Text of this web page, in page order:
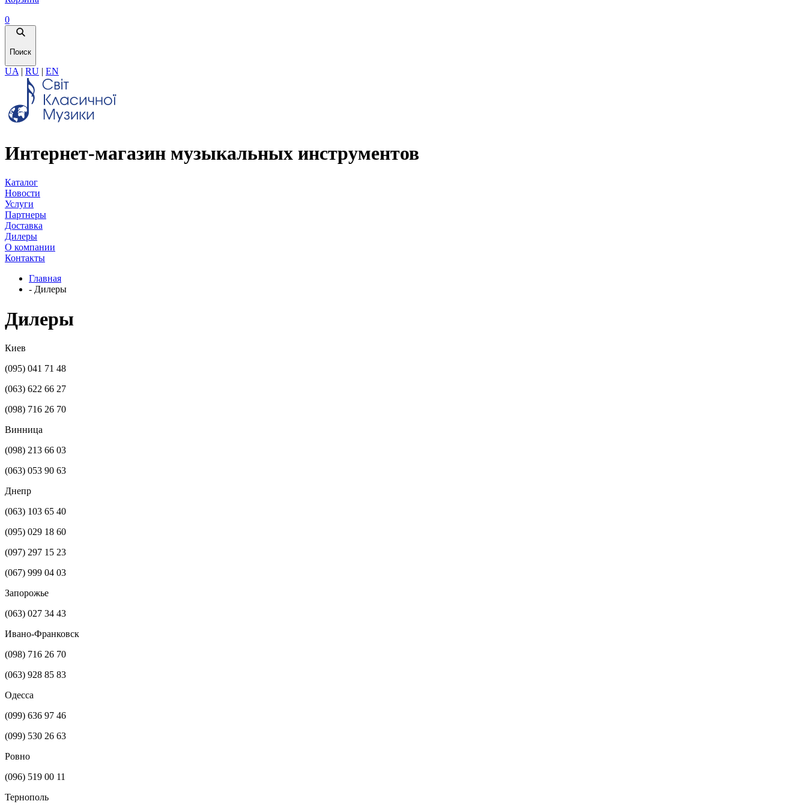
0
Поиск
UA | RU | EN
Интернет-магазин музыкальных инструментов
Каталог
Новости
Услуги
Партнеры
Доставка
Дилеры
О компании
Контакты
Главная
- Дилеры
Дилеры
Киев
(095) 041 71 48
(063) 622 66 27
(098) 716 26 70
Винница
(098) 213 66 03
(063) 053 90 63
Днепр
(063) 103 65 40
(095) 029 18 60
(097) 297 15 23
(067) 999 04 03
Запорожье
(063) 027 34 43
Ивано-Франковск
(098) 716 26 70
(063) 928 85 83
Одесса
(099) 636 97 46
(099) 530 26 63
Ровно
(096) 519 00 11
Тернополь